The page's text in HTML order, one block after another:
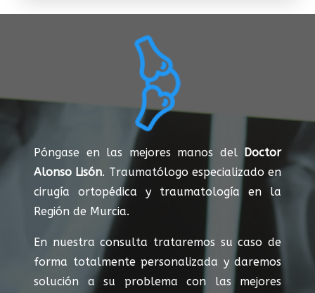
Póngase en las mejores manos del Doctor
Alonso Lisón. Traumatólogo especializado en
cirugía ortopédica y traumatología en la
Región de Murcia.
En nuestra consulta trataremos su caso de
forma totalmente personalizada y daremos
solución a su problema con las mejores